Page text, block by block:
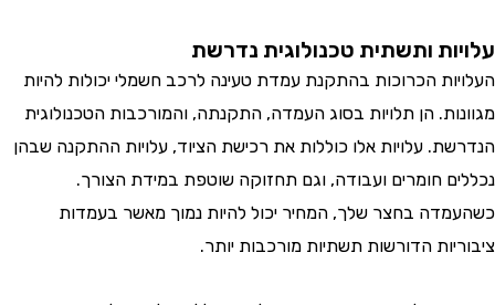
ותשתית טכנולוגית נדרשת
הכרוכות בהתקנת עמדת טעינה לרכב חשמלי יכולות להיות
הן תלויות בסוג העמדה, התקנתה, והמורכבות הטכנולוגית
עלויות אלו כוללות את רכישת הציוד, עלויות ההתקנה שבהן
חומרים ועבודה, וגם תחזוקה שוטפת במידת הצורך.
בחצר שלך, המחיר יכול להיות נמוך מאשר בעמדות
הדורשות תשתיות מורכבות יותר.